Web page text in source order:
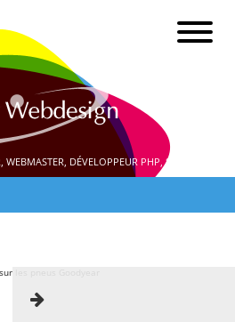
WEBMASTER, DÉVELOPPEUR PHP, SEO
les pneus Goodyear